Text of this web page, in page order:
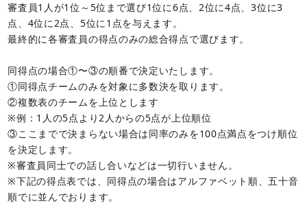
審査員1人が1位～5位まで選び1位に6点、2位に4点、3位に3
点、4位に2点、5位に1点を与えます。
最終的に各審査員の得点のみの総合得点で選びます。
同得点の場合①〜③の順番で決定いたします。
①同得点チームのみを対象に多数決を取ります。
②複数表のチームを上位とします
※例：1人の5点より2人からの5点が上位順位
③ここまでで決まらない場合は同率のみを100点満点をつけ順位
を決定します。
※審査員同士での話し合いなどは一切行いません。
※下記の得点表では、同得点の場合はアルファベット順、五十音
順でに並んでおります。